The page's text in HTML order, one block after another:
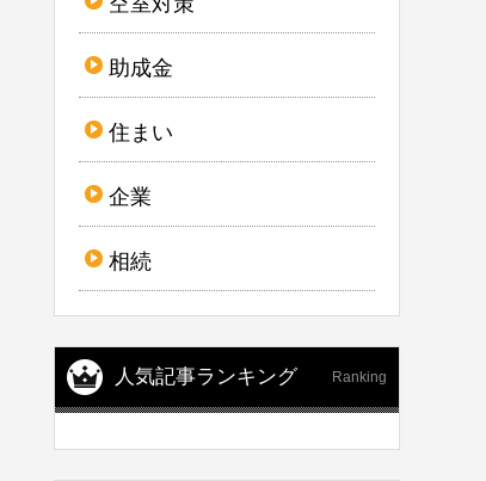
助成金
住まい
企業
相続
人気記事ランキング Ranking